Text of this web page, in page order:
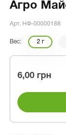
Агро
Арт. НФ-00000188
Вес: 2 г
6,00 грн